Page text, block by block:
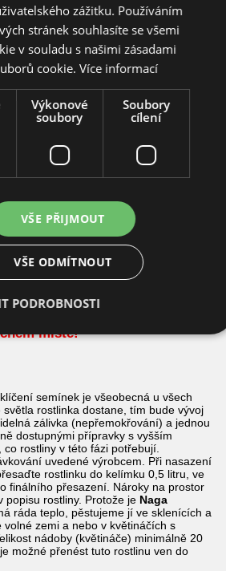
Dostupnost číslo
Cena
Ihned k
cc174_10 95,- KČ
papričkám Bhut Jolokia s původem
lehce přes 1,000.000 SHU a tím se
Naga Morich nezklame ani
dozvukem. Používat ji můžete v
i nasušenou a krásně dochutí Vaše
pěstovat ve skleníku, kde
barvy.
buďte velmi opatrní a
místě!
semínek je všeobecná u všech
rostlinka dostane, tím bude vývoj
zálivka (nepřemokřování) a jednou
dostupnými přípravky s vyšším
rostliny v této fázi potřebují.
uvedené výrobcem. Při nasazení
rostlinku do kelímku 0,5 litru, ve
finálního přesazení. Nároky na prostor
popisu rostliny. Protože je Naga
ráda teplo, pěstujeme jí ve sklenících a
volné zemi a nebo v květináčích s
nádoby (květináče) minimálně 20
možné přenést tuto rostlinu ven do
zážitku. Používáním
stránek souhlasíte se všemi
v souladu s našimi zásadami
cookie.Více informací
Výkonové
soubory
Soubory
cílení
VŠE PŘIJMOUT
VŠE ODMÍTNOUT
PODROBNOSTI